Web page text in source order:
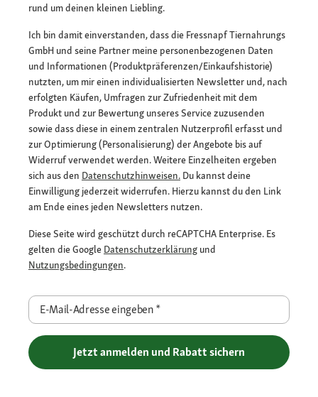
rund um deinen kleinen Liebling.
Ich bin damit einverstanden, dass die Fressnapf Tiernahrungs
GmbH und seine Partner meine personenbezogenen Daten
und Informationen (Produktpräferenzen/Einkaufshistorie)
nutzten, um mir einen individualisierten Newsletter und, nach
erfolgten Käufen, Umfragen zur Zufriedenheit mit dem
Produkt und zur Bewertung unseres Service zuzusenden
sowie dass diese in einem zentralen Nutzerprofil erfasst und
zur Optimierung (Personalisierung) der Angebote bis auf
Widerruf verwendet werden. Weitere Einzelheiten ergeben
sich aus den Datenschutzhinweisen. Du kannst deine
Einwilligung jederzeit widerrufen. Hierzu kannst du den Link
am Ende eines jeden Newsletters nutzen.
Diese Seite wird geschützt durch reCAPTCHA Enterprise. Es
gelten die Google Datenschutzerklärung und
Nutzungsbedingungen.
E-Mail-Adresse eingeben*
Jetzt anmelden und Rabatt sichern